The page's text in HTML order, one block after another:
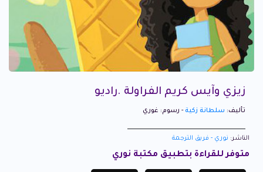
زيزي وآيس كريم الفراولة .راديو
تأليف: سلطانة زكية - رسوم: غوري
الناشر: نوري - فريق الترجمة
متوفر للقراءة بتطبيق مكتبة نوري